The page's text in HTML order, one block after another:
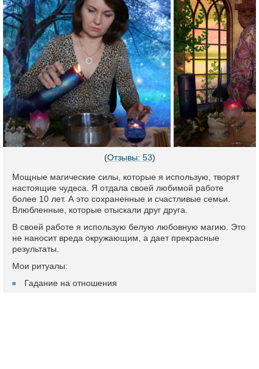
(Отзывы: 53)
Мощные магические силы, которые я использую, творят
настоящие чудеса. Я отдала своей любимой работе
более 10 лет. А это сохраненные и счастливые семьи.
Влюбленные, которые отыскали друг друга.
В своей работе я использую белую любовную магию. Это
не наносит вреда окружающим, а дает прекрасные
результаты.
Мои ритуалы:
Гадание на отношения